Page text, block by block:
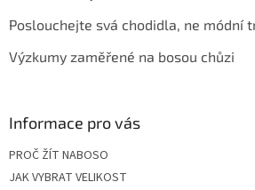
Poslouchejte svá chodidla, ne módní
Výzkumy zaměřené na bosou chůzi
Informace pro vás
PROČ ŽÍT NABOSO
JAK VYBRAT VELIKOST